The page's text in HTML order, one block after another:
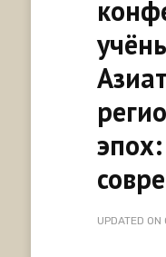
UPDATED ON